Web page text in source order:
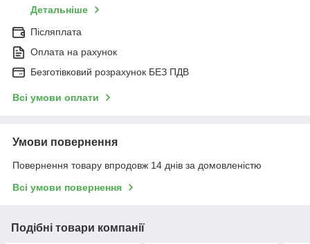
Детальніше
Післяплата
Оплата на рахунок
Безготівковий розрахунок БЕЗ ПДВ
Всі умови оплати
Умови повернення
Повернення товару впродовж 14 днів за домовленістю
Всі умови повернення
Подібні товари компанії